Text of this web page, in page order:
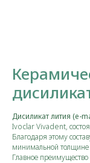
Дисиликат лития (e-
Ivoclar Vivadent,
Благодаря этому
минимальной
Главное